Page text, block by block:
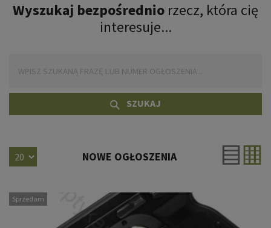
Wyszukaj bezpośrednio rzecz, która cię
interesuje...
SZUKAJ
NOWE OGŁOSZENIA
Sprzedam